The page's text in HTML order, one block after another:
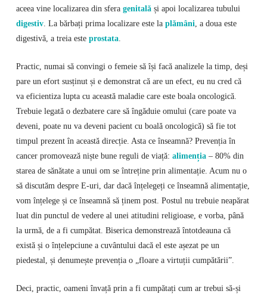
aceea vine localizarea din sfera genitalăși apoi localizarea tubului
digestiv. La bărbați prima localizare este la plămâni, a doua este
digestivă, a treia este prostata.
Practic, numai să convingi o femeie să își facă analizele la timp, deși
pare un efort susținut și e demonstrat că are un efect, eu nu cred că
va eficientiza lupta cu această maladie care este boala oncologică.
Trebuie legată o dezbatere care să îngăduie omului (care poate va
deveni, poate nu va deveni pacient cu boală oncologică) să fie tot
timpul prezent în această direcție. Asta ce înseamnă? Prevenția în
cancer promovează niște bune reguli de viață: alimenția– 80% din
starea de sănătate a unui om se întreține prin alimentație. Acum nu o
să discutăm despre E-uri, dar dacă înțelegeți ce înseamnă alimentație,
vom înțelege și ce înseamnă să ținem post. Postul nu trebuie neapărat
luat din punctul de vedere al unei atitudini religioase, e vorba, până
la urmă, de a fi cumpătat. Biserica demonstrează întotdeauna că
există și o înțelepciune a cuvântului dacă el este așezat pe un
piedestal, și denumește prevenția o „floare a virtuții cumpătării”.
Deci, practic, oameni învață prin a fi cumpătați cum ar trebui să-și